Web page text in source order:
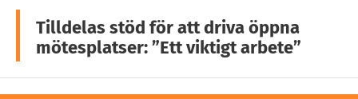
Tilldelas stöd för att driva öppna
mötesplatser: ”Ett viktigt arbete”